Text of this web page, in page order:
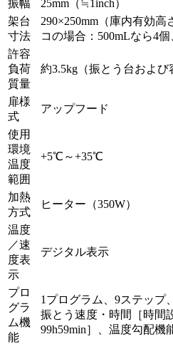
振幅
25mm（≒1inch）
架台
寸法
290×250mm（庫内有効高
コの場合：500mLなら4
許容
負荷
質量
約3.5kg（振とう台および
扉様
式
アップフード
使用
環境
温度
範囲
+5℃～+35℃
加熱
方式
ヒーター（350W）
温度
／速
度表
示
デジタル表示
プロ
グラ
ム機
能
1プログラム、9ステップ
振とう速度・時間［時間
99h59min］、温度勾配機